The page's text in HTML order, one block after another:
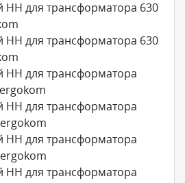
НН для трансформатора 630
НН для трансформатора 630
НН для трансформатора
НН для трансформатора
НН для трансформатора
НН для трансформатора